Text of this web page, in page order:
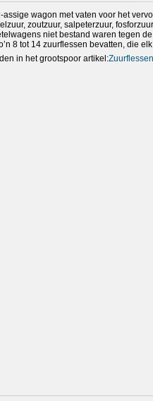
wagon met vaten voor het
zoutzuur, salpeterzuur,
niet bestand waren tegen
8 tot 14 zuurflessen bevatten, die
in het grootspoor artikel: